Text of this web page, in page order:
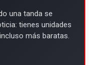
una tanda se
tienes unidades
más baratas.